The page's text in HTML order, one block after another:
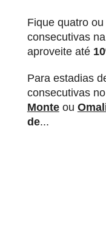
Fique quatro
consecutivas na
aproveite até
Para estadias
consecutivas no
Monteou
de...